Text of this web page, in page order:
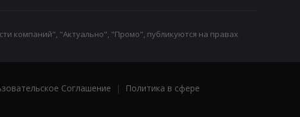
компаний", "Актуально", "Промо", публикуются на правах
Соглашение |
Политика в сфере